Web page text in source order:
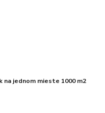
jednom mieste 1000 m2